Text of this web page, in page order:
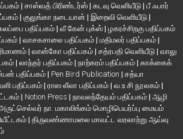
| சாஸ்வத் பிரிண்டர்ஸ் | கடவு வெளியீடு | பீ ஃபார்
| குலுங்கா நடையான் | இறைவி வெளியீடு |
பதிப்பகம்| வீ கேன் புக்ஸ் | ழகரச்சிறகு பதிப்பகம்
| வாசகசாலை பதிப்பகம் | மதிமலர் பதிப்பகம் |
| வான்கோ பதிப்பகம் | சத்ரபதி வெளியீடு | வாலு
| லாந்தர் பதிப்பகம் | நாற்கரம் பதிப்பகம் | காக்கைக்
பதிப்பகம் | Pen Bird Publication | சத்யா
பதிப்பகம் | ராஸ லீலா பதிப்பகம் | வ.உ.சி நூலகம் |
| Notion Press | நாவலந்தேயம் பதிப்பகம் | ஆழி
நா. மகாலிங்கம் மொழிபெயர்ப்பு மையம்
| திருவண்ணாமலை மாவட்ட வரலாற்று ஆய்வு